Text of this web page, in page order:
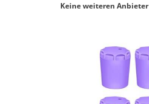
Keine weiteren Anbieter